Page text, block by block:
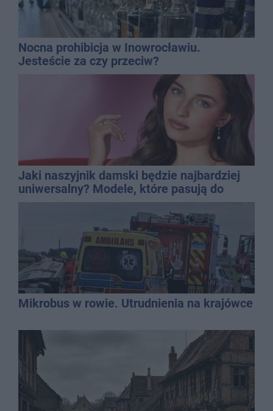
Nocna prohibicja w Inowrocławiu.
Jesteście za czy przeciw?
Jaki naszyjnik damski będzie najbardziej
uniwersalny? Modele, które pasują do
wielu stylizacji
Mikrobus w rowie. Utrudnienia na krajówce